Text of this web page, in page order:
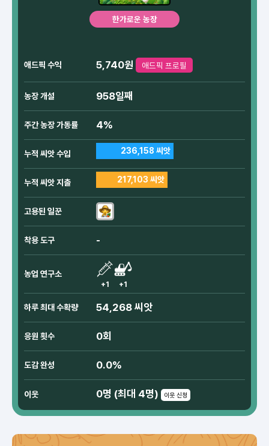
한가로운 농장
애드픽 수익 5,740원 애드픽 프로필
농장 개설 958일째
주간 농장 가동률 4%
누적 씨앗 수입 236,158 씨앗
누적 씨앗 지출 217,103 씨앗
고용된 일꾼
착용 도구 -
농업 연구소
+1 +1
하루 최대 수확량 54,268 씨앗
응원 횟수 0회
도감 완성 0.0%
이웃 0명 (최대 4명) 이웃 신청